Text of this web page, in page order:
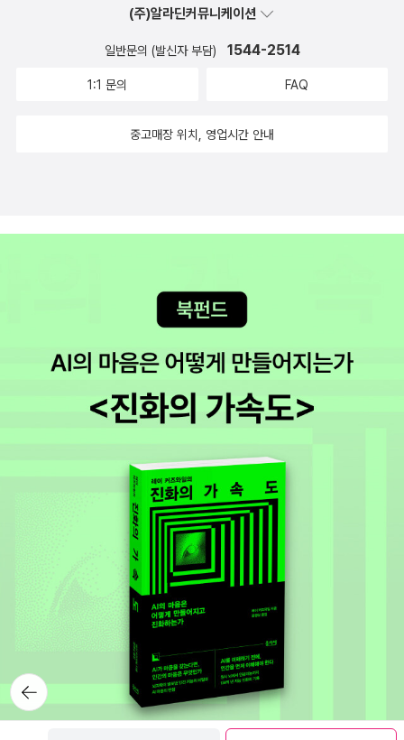
교의 관계가 그러하듯 말이다. 하지만 심리학과 종교를 통합해보려는
도 충분히 도전적이고 의미가 있다.
뒤로가
기
(주)알라딘커뮤니케이션
일반문의 (발신자 부담) 1544-2514
1:1 문의 FAQ
중고매장 위치, 영업시간 안내